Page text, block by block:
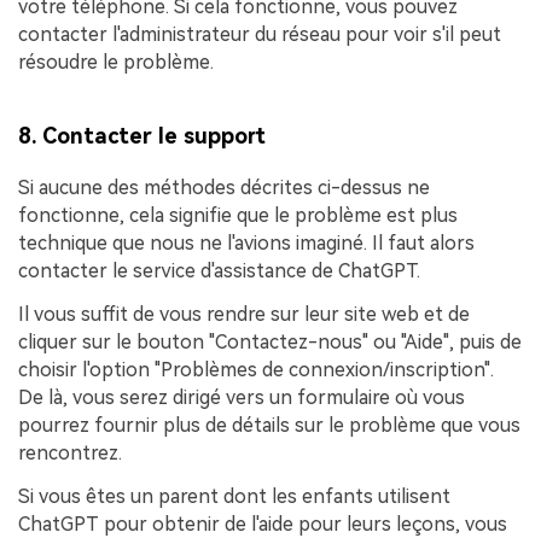
votre téléphone. Si cela fonctionne, vous pouvez
contacter l'administrateur du réseau pour voir s'il peut
résoudre le problème.
8. Contacter le support
Si aucune des méthodes décrites ci-dessus ne
fonctionne, cela signifie que le problème est plus
technique que nous ne l'avions imaginé. Il faut alors
contacter le service d'assistance de ChatGPT.
Il vous suffit de vous rendre sur leur site web et de
cliquer sur le bouton "Contactez-nous" ou "Aide", puis de
choisir l'option "Problèmes de connexion/inscription".
De là, vous serez dirigé vers un formulaire où vous
pourrez fournir plus de détails sur le problème que vous
rencontrez.
Si vous êtes un parent dont les enfants utilisent
ChatGPT pour obtenir de l'aide pour leurs leçons, vous